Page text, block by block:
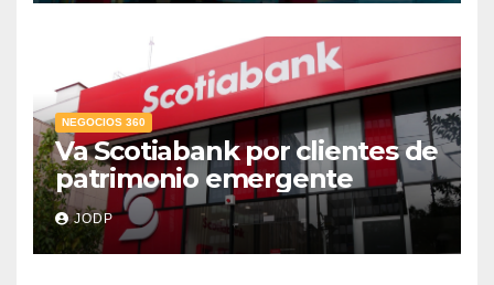
NEGOCIOS 360
Va Scotiabank por clientes de
patrimonio emergente
JODP